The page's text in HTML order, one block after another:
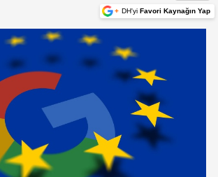
+ DH'yi Favori Kaynağın Yap